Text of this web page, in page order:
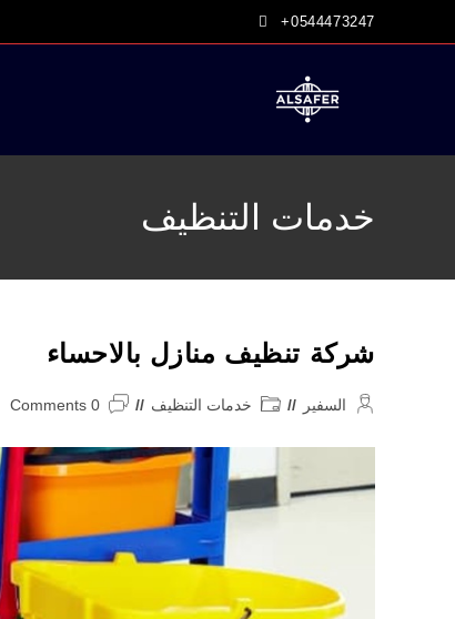
to
+0544473247
خدمات التنظيف
شركة تنظيف منازل بالاحساء
Post السفير
Post خدمات التنظيف
Post
0 Comments